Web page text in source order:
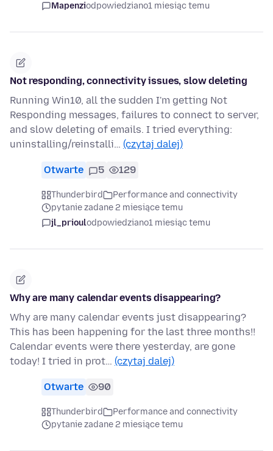
Mapenziodpowiedziano1 miesiąc temu
Not responding, connectivity issues, slow deleting
Running Win10, all the sudden I'm getting Not
Responding messages, failures to connect to server,
and slow deleting of emails. I tried everything:
uninstalling/reinstalli… (czytaj dalej)
Otwarte 5 129
Thunderbird
Performance and connectivity
pytanie zadane 2 miesiące temu
jl_prioulodpowiedziano1 miesiąc temu
Why are many calendar events disappearing?
Why are many calendar events just disappearing?
This has been happening for the last three months!!
Calendar events were there yesterday, are gone
today! I tried in prot… (czytaj dalej)
Otwarte 90
Thunderbird
Performance and connectivity
pytanie zadane 2 miesiące temu